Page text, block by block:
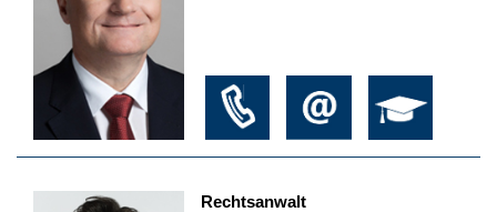
Rechtsanwalt